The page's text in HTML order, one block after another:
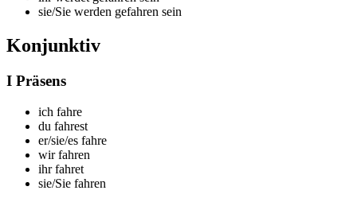
sie/Sie werden gefahren sein
Konjunktiv
I Präsens
ich fahre
du fahrest
er/sie/es fahre
wir fahren
ihr fahret
sie/Sie fahren